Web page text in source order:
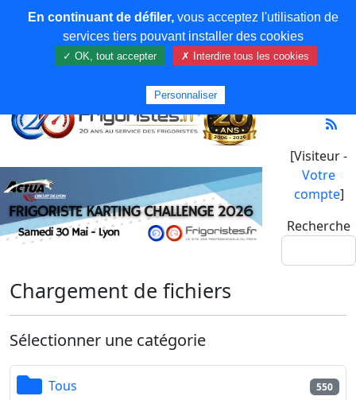
[Visiteur -
Votre
compte]
Recherche
Chargement de fichiers
Sélectionner une catégorie
Tous 550
En continuant de défiler,vous acceptez l'utilisation de
services tiers pouvant installer des cookies
✓ OK, tout accepter ✗ Interdire tous les cookies
Personnaliser